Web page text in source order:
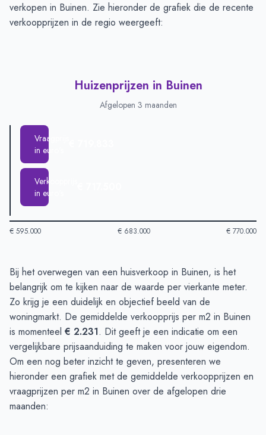
verkopen in Buinen. Zie hieronder de grafiek die de recente
verkoopprijzen in de regio weergeeft:
Huizenprijzen in Buinen
Afgelopen 3 maanden
Vraagprijs
in euro's
Verkoopprijs
in euro's
€ 595.000 € 683.000 € 770.000
Huizenprijzen in Buinen-Afgelopen 3 maanden
Type
Bedrag
Vraagprijs in euro's
€ 719.833
Verkoopprijs in euro's
€ 717.500
Bij het overwegen van een huisverkoop in Buinen, is het
belangrijk om te kijken naar de waarde per vierkante meter.
Zo krijg je een duidelijk en objectief beeld van de
woningmarkt. De gemiddelde verkoopprijs per m2 in Buinen
is momenteel € 2.231. Dit geeft je een indicatie om een
vergelijkbare prijsaanduiding te maken voor jouw eigendom.
Om een nog beter inzicht te geven, presenteren we
hieronder een grafiek met de gemiddelde verkoopprijzen en
vraagprijzen per m2 in Buinen over de afgelopen drie
maanden: